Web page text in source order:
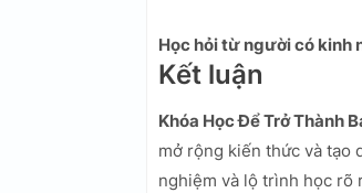
Học hỏi từ người có kinh
Kết luận
Khóa Học Để Trở Thành
mở rộng kiến thức và tạo
nghiệm và lộ trình học rõ